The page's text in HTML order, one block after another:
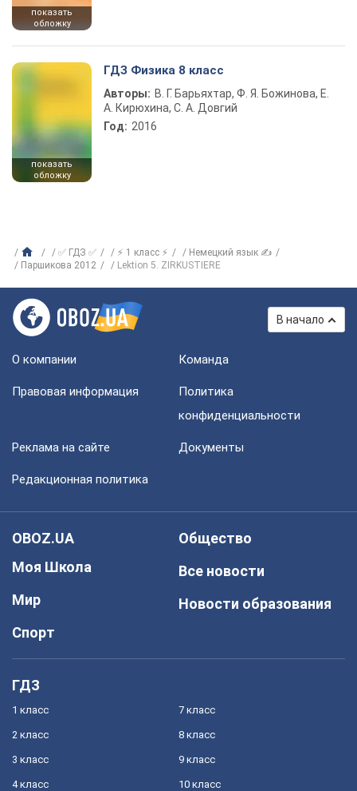
показать
обложку
показать
обложку
ГДЗ Физика 8 класс
Авторы: В. Г. Барьяхтар, Ф. Я. Божинова, Е.
А. Кирюхина, С. А. Довгий
Год: 2016
✅ ГДЗ ✅ ⚡ 1 класс ⚡
Немецкий язык ✍
Паршикова 2012
Lektion 5. ZIRKUSTIERE
В начало
О компании Команда
Правовая информация
Политика
конфиденциальности
Реклама на сайте Документы
Редакционная политика
OBOZ.UA
Моя Школа
Мир
Спорт
Общество
Все новости
Новости образования
ГДЗ
1 класс
2 класс
3 класс
4 класс
7 класс
8 класс
9 класс
10 класс